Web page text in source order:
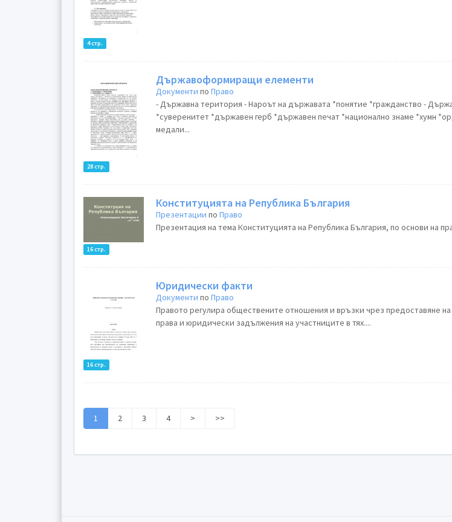
4 стр.
28 стр.
Държавоформиращи елементи
Документи поПраво
- Държавна територия - Нароът на държавата *понятие *гражданство -
*суверенитет *държавен герб *държавен печат *национално знаме *хумн
медали...
16 стр.
Конституцията на Република България
Презентации поПраво
Презентация на тема Конституцията на Република България, по основи на
16 стр.
Юридически факти
Документи поПраво
Правото регулира обществените отношения и връзки чрез предоставяне
права и юридически задължения на участниците в тях....
1 2 3 4 > >>